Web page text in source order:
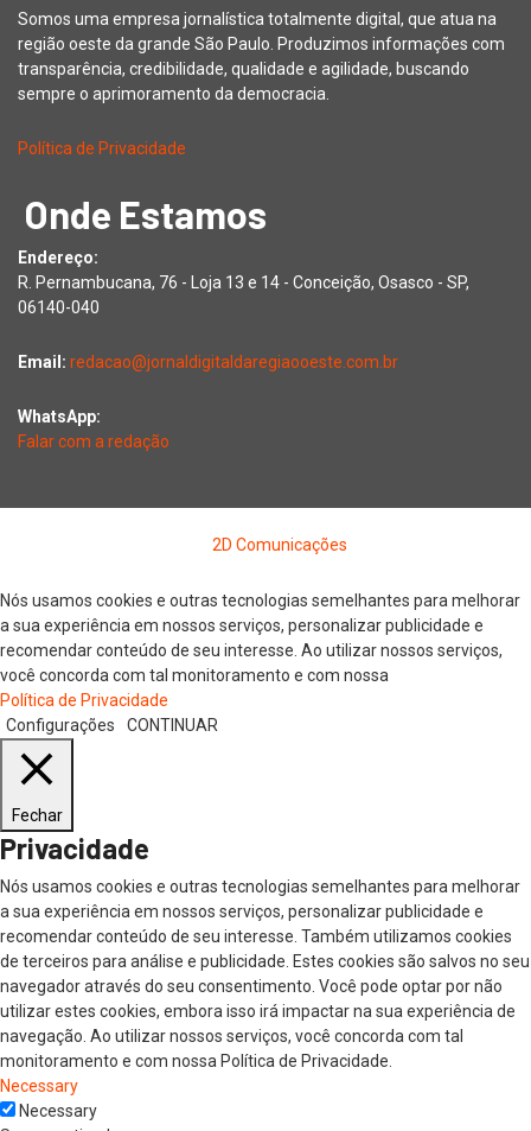
Somos uma empresa jornalística totalmente digital, que atua na
região oeste da grande São Paulo. Produzimos informações com
transparência, credibilidade, qualidade e agilidade, buscando
sempre o aprimoramento da democracia.
Política de Privacidade
Onde Estamos
Endereço:
R. Pernambucana, 76 - Loja 13 e 14 - Conceição, Osasco - SP,
06140-040
Email: redacao@jornaldigitaldaregiaooeste.com.br
WhatsApp:
Falar com a redação
2D Comunicações
Nós usamos cookies e outras tecnologias semelhantes para melhorar
a sua experiência em nossos serviços, personalizar publicidade e
recomendar conteúdo de seu interesse. Ao utilizar nossos serviços,
você concorda com tal monitoramento e com nossa
Política de Privacidade
Configurações
CONTINUAR
Fechar
Privacidade
Nós usamos cookies e outras tecnologias semelhantes para melhorar
a sua experiência em nossos serviços, personalizar publicidade e
recomendar conteúdo de seu interesse. Também utilizamos cookies
de terceiros para análise e publicidade. Estes cookies são salvos no seu
navegador através do seu consentimento. Você pode optar por não
utilizar estes cookies, embora isso irá impactar na sua experiência de
navegação. Ao utilizar nossos serviços, você concorda com tal
monitoramento e com nossa Política de Privacidade.
Necessary
Necessary